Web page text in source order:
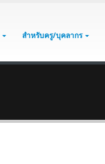
สำหรับครู/บุคลากร